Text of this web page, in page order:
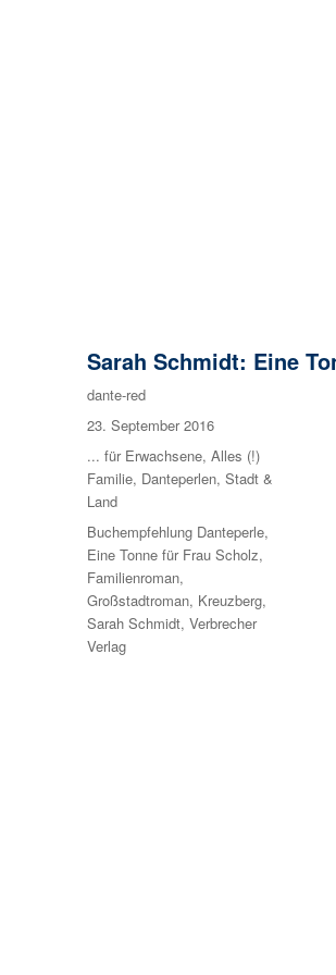
Sarah Schmidt: Eine
Autor
dante-red
Veröffentlicht
am
23. September 2016
Kategorien
... für Erwachsene,Alles (!)
Familie, Danteperlen,Stadt &
Land
Schlagwörter
Buchempfehlung Danteperle,
Eine Tonne für Frau Scholz,
Familienroman,
Großstadtroman, Kreuzberg,
Sarah Schmidt,Verbrecher
Verlag